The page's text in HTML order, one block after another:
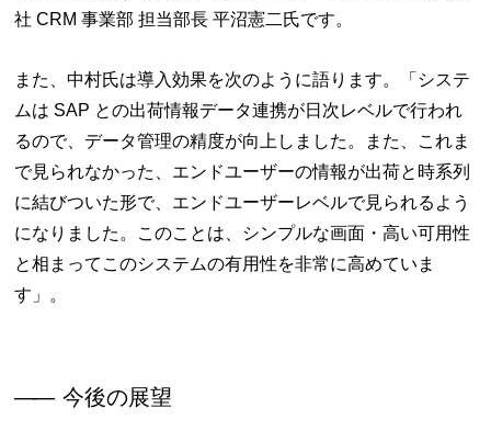
社 CRM 事業部 担当部長 平沼憲二氏です。
また、中村氏は導入効果を次のように語ります。「システ
ムは SAP との出荷情報データ連携が日次レベルで行われ
るので、データ管理の精度が向上しました。また、これま
で見られなかった、エンドユーザーの情報が出荷と時系列
に結びついた形で、エンドユーザーレベルで見られるよう
になりました。このことは、シンプルな画面・高い可用性
と相まってこのシステムの有用性を非常に高めていま
す」。
―― 今後の展望